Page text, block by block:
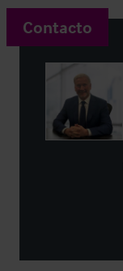
Contacto